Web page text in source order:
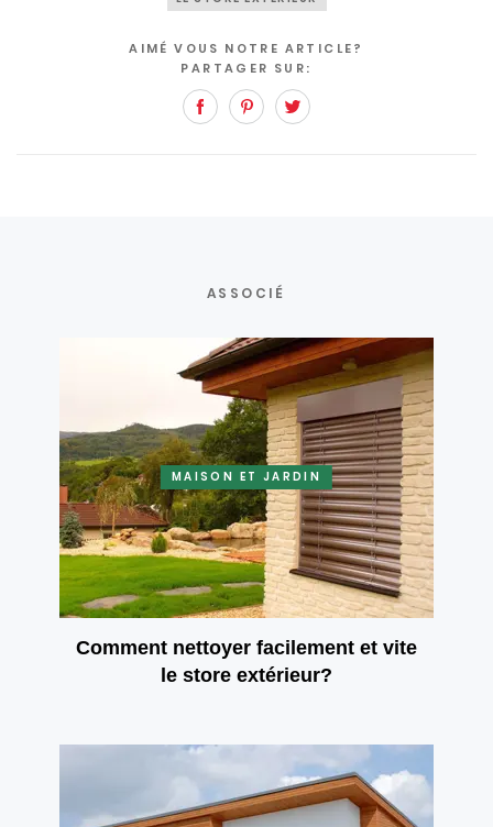
AIMÉ VOUS NOTRE ARTICLE?
PARTAGER SUR:
FacebookPinterest
ASSOCIÉ
MAISON ET JARDIN
Comment nettoyer facilement et vite
le store extérieur?